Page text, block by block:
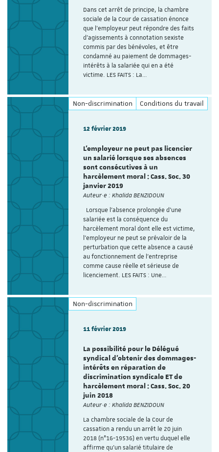
Dans cet arrêt de principe, la chambre
sociale de la Cour de cassation énonce
que l’employeur peut répondre des faits
d’agissements à connotation sexiste
commis par des bénévoles, et être
condamné au paiement de dommages-
intérêts à la salariée qui en a été
victime. LES FAITS : La…
Non-discrimination Conditions du travail
12 février 2019
L’employeur ne peut pas licencier
un salarié lorsque ses absences
sont consécutives à un
harcèlement moral : Cass. Soc. 30
janvier 2019
Auteur·e : Khalida BENZIDOUN
Lorsque l’absence prolongée d’une
salariée est la conséquence du
harcèlement moral dont elle est victime,
l’employeur ne peut se prévaloir de la
perturbation que cette absence a causé
au fonctionnement de l’entreprise
comme cause réelle et sérieuse de
licenciement. LES FAITS : Une…
Non-discrimination
11 février 2019
La possibilité pour le Délégué
syndical d’obtenir des dommages-
intérêts en réparation de
discrimination syndicale ET de
harcèlement moral : Cass. Soc. 20
juin 2018
Auteur·e : Khalida BENZIDOUN
La chambre sociale de la Cour de
cassation a rendu un arrêt le 20 juin
2018 (n°16-19536) en vertu duquel elle
affirme qu’un salarié titulaire de